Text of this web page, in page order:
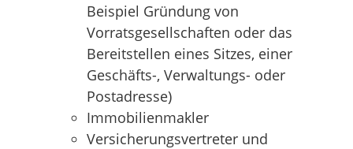
Beispiel Gründung von
Vorratsgesellschaften oder das
Bereitstellen eines Sitzes, einer
Geschäfts-, Verwaltungs- oder
Postadresse)
Immobilienmakler
Versicherungsvertreter und